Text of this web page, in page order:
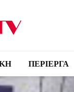
ΠΕΡΙΕΡΓΑ